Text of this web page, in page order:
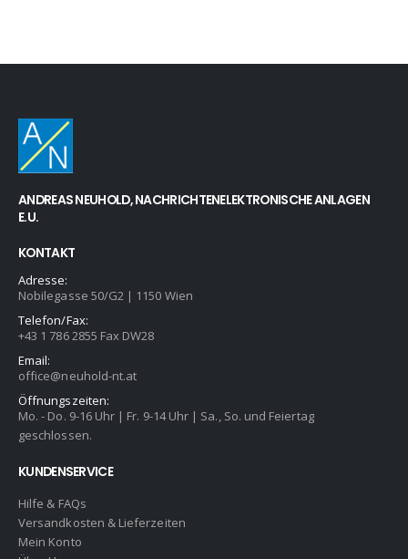
ANDREAS NEUHOLD, NACHRICHTENELEKTRONISCHE ANLAGEN
E.U.
KONTAKT
Adresse:
Nobilegasse 50/G2 | 1150 Wien
Telefon/Fax:
+43 1 786 2855 Fax DW28
Email:
office@neuhold-nt.at
Öffnungszeiten:
Mo. - Do. 9-16 Uhr | Fr. 9-14 Uhr | Sa., So. und Feiertag
geschlossen.
KUNDENSERVICE
Hilfe & FAQs
Versandkosten & Lieferzeiten
Mein Konto